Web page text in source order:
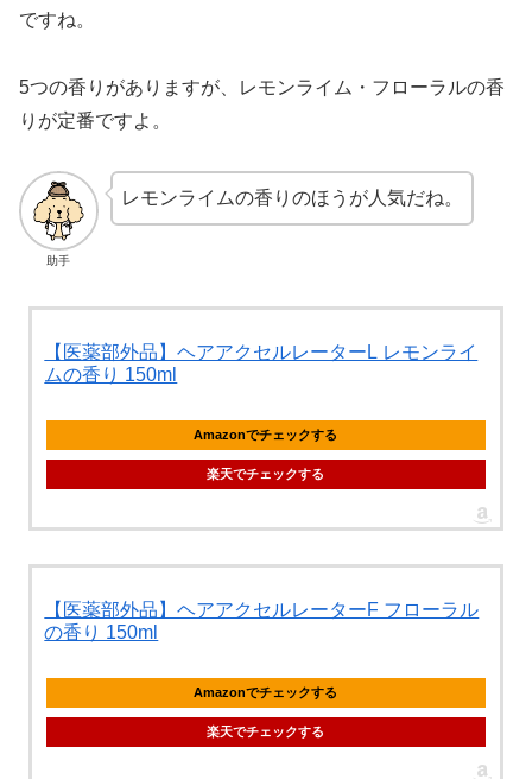
ですね。
5つの香りがありますが、レモンライム・フローラルの香
りが定番ですよ。
助手
レモンライムの香りのほうが人気だね。
【医薬部外品】ヘアアクセルレーターL レモンライ
ムの香り 150ml
Amazonでチェックする
楽天でチェックする
【医薬部外品】ヘアアクセルレーターF フローラル
の香り 150ml
Amazonでチェックする
楽天でチェックする